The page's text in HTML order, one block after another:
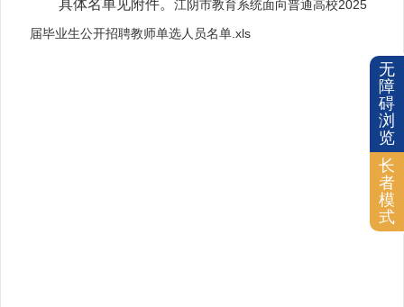
具体名单见附件。江阴市教育系统面向普通高校2025
届毕业生公开招聘教师单选人员名单.xls
无
障
碍
浏
览
长
者
模
式